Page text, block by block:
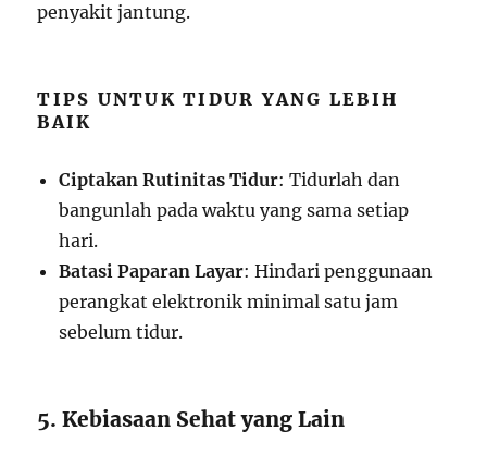
penyakit jantung.
TIPS UNTUK TIDUR YANG LEBIH
BAIK
Ciptakan Rutinitas Tidur: Tidurlah dan
bangunlah pada waktu yang sama setiap
hari.
Batasi Paparan Layar: Hindari penggunaan
perangkat elektronik minimal satu jam
sebelum tidur.
5. Kebiasaan Sehat yang Lain